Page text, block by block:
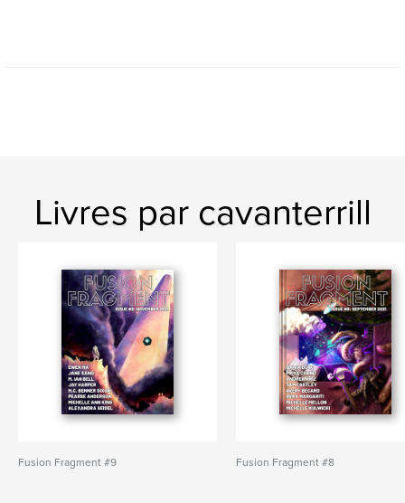
Livres par cavanterrill
Fusion Fragment #9 Fusion Fragment #8